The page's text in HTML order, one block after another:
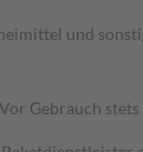
und
Gebrauch